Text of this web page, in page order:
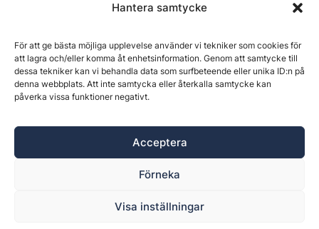
Hantera samtycke
För att ge bästa möjliga upplevelse använder vi tekniker som cookies för
att lagra och/eller komma åt enhetsinformation. Genom att samtycke till
dessa tekniker kan vi behandla data som surfbeteende eller unika ID:n på
denna webbplats. Att inte samtycka eller återkalla samtycke kan
påverka vissa funktioner negativt.
Acceptera
Förneka
Visa inställningar
Kontakta oss
Östernäsvägen 1, 827 32 Ljusdal, org.nr: 556625-6425 -
Ansvarig utgivare: Henrik Ekberg. Innehållet på denna
webbplats är upphovsrättsligt skyddat. Ange källa vid citering.
Byggvärlden är en del avMarknadsdatagruppen
Policy för datahantering, integritet och cookies